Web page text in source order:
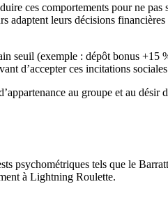
ces comportements pour ne pas
adaptent leurs décisions
seuil (exemple : dépôt bonus +15
d’accepter ces incitations
au groupe et au désir
psychométriques tels que le
à Lightning Roulette.